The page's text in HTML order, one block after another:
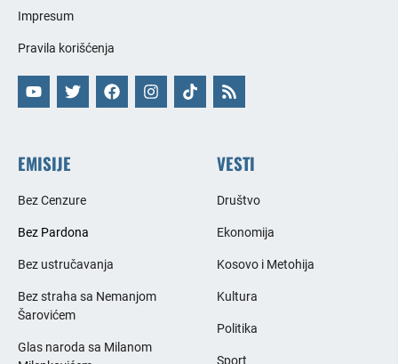
Impresum
Pravila korišćenja
EMISIJE
Bez Cenzure
Bez Pardona
Bez ustručavanja
Bez straha sa Nemanjom
Šarovićem
Glas naroda sa Milanom
VESTI
Društvo
Ekonomija
Kosovo i Metohija
Kultura
Politika
Sport